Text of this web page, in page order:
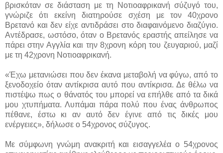
βρισκόταν σε διάσταση με τη Νοτιοαφρικανή σύζυγό του,
γνώριζε ότι εκείνη διατηρούσε σχέση με τον 40χρονο
Βρετανό και δεν είχε αντιδράσει στο διαφαινόμενο διαζύγιο.
Αντέδρασε, ωστόσο, όταν ο Βρετανός εραστής απείλησε να
πάρει στην Αγγλία και την 8χρονη κόρη του ζευγαριού, μαζί
με τη 42χρονη Νοτιοαφρικανή.
«Έχω μετανιώσει που δεν έκανα μεταβολή να φύγω, από το
ξενοδοχείο όταν αντίκρισα αυτό που αντίκρισα. Δε θέλω να
πιστέψω πως ο θάνατός του μπορεί να επήλθε από τα δικά
μου χτυπήματα. Λυπάμαι πάρα πολύ που ένας άνθρωπος
πέθανε, έστω κι αν αυτό δεν έγινε από τις δικές μου
ενέργειες», δήλωσε ο 54χρονος σύζυγος.
Με σύμφωνη γνώμη ανακριτή και εισαγγελέα ο 54χρονος